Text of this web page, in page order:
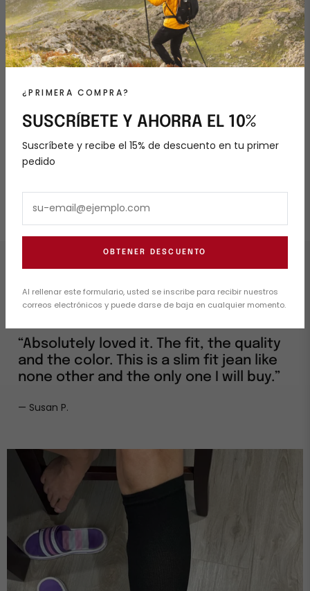
• Componentes del producto en blanco almacenado en
EEUU y México procedentes de China
• Componentes del producto en blanco almacenado en
la UE procedentes de China y Lituania
Cintura (cm) 64 68 72 80
Caderas (cm)
“Absolutely loved it. The fit, the quality
and the color. This is a slim fit jean like
none other and the only one I will buy.”
— Susan P.
¿PRIMERA COMPRA?
SUSCRÍBETE Y AHORRA EL 10%
Suscríbete y recibe el 15% de descuento en tu primer
pedido
su-email@ejemplo.com
OBTENER DESCUENTO
Al rellenar este formulario, usted se inscribe para recibir nuestros
correos electrónicos y puede darse de baja en cualquier momento.